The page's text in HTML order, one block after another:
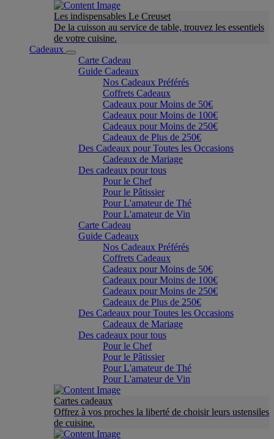
Les indispensables Le Creuset
De la cuisson au service de table, trouvez les essentiels
de votre cuisine.
Cadeaux
Carte Cadeau
Guide Cadeaux
Nos Cadeaux Préférés
Coffrets Cadeaux
Cadeaux pour Moins de 50€
Cadeaux pour Moins de 100€
Cadeaux pour Moins de 250€
Cadeaux de Plus de 250€
Des Cadeaux pour Toutes les Occasions
Cadeaux de Mariage
Des cadeaux pour tous
Pour le Chef
Pour le Pâtissier
Pour L'amateur de Thé
Pour L'amateur de Vin
Carte Cadeau
Guide Cadeaux
Nos Cadeaux Préférés
Coffrets Cadeaux
Cadeaux pour Moins de 50€
Cadeaux pour Moins de 100€
Cadeaux pour Moins de 250€
Cadeaux de Plus de 250€
Des Cadeaux pour Toutes les Occasions
Cadeaux de Mariage
Des cadeaux pour tous
Pour le Chef
Pour le Pâtissier
Pour L'amateur de Thé
Pour L'amateur de Vin
Cartes cadeaux
Offrez à vos proches la liberté de choisir leurs ustensiles
de cuisine.